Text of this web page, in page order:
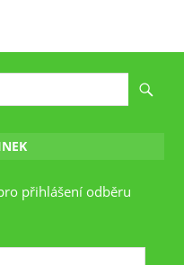
přihlášení odběru